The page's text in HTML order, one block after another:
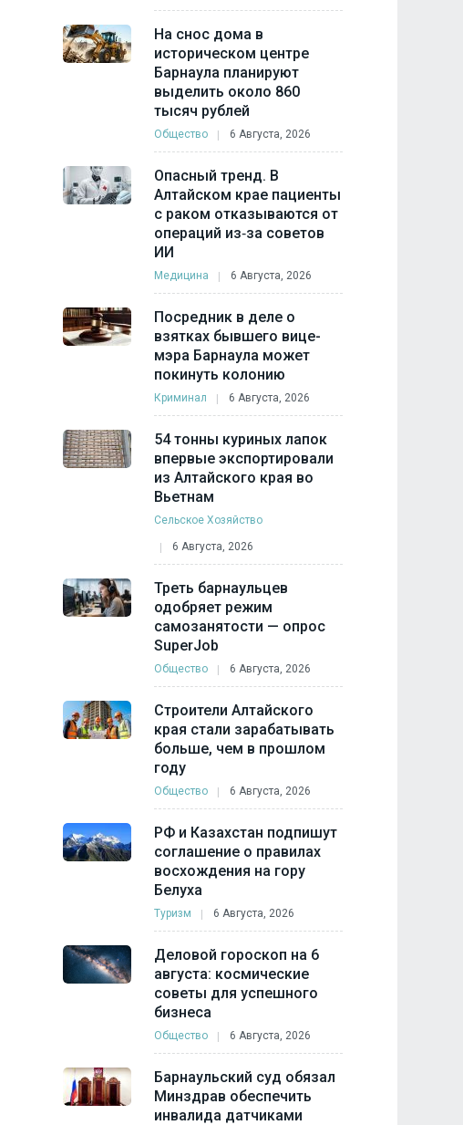
На снос дома в
историческом центре
Барнаула планируют
выделить около 860
тысяч рублей
Общество 6 Августа, 2026
Опасный тренд. В
Алтайском крае пациенты
с раком отказываются от
операций из‑за советов
ИИ
Медицина 6 Августа, 2026
Посредник в деле о
взятках бывшего вице-
мэра Барнаула может
покинуть колонию
Криминал 6 Августа, 2026
54 тонны куриных лапок
впервые экспортировали
из Алтайского края во
Вьетнам
Сельское Хозяйство
6 Августа, 2026
Треть барнаульцев
одобряет режим
самозанятости — опрос
SuperJob
Общество 6 Августа, 2026
Строители Алтайского
края стали зарабатывать
больше, чем в прошлом
году
Общество 6 Августа, 2026
РФ и Казахстан подпишут
соглашение о правилах
восхождения на гору
Белуха
Туризм 6 Августа, 2026
Деловой гороскоп на 6
августа: космические
советы для успешного
бизнеса
Общество 6 Августа, 2026
Барнаульский суд обязал
Минздрав обеспечить
инвалида датчиками